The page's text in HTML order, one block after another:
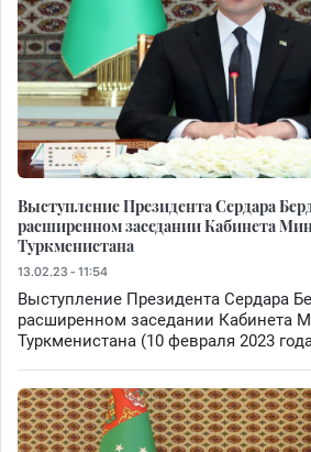
Выступление Президента Сердара
расширенном заседании Кабинета
Туркменистана
13.02.23 - 11:54
Выступление Президента Сердара
расширенном заседании Кабинета
Туркменистана (10 февраля 2023